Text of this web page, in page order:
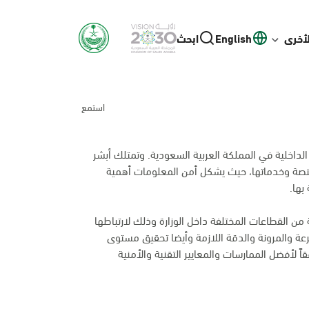
English ابحث
استمع
في المملكة العربية السعودية. وتمتلك أبشر
وخدماتها، حيث يشكل أمن المعلومات أهمية
القطاعات المختلفة داخل الوزارة وذلك لارتباطها
والمرونة والدقة اللازمة وأيضا تحقيق مستوى
لأفضل الممارسات والمعايير التقنية والأمنية